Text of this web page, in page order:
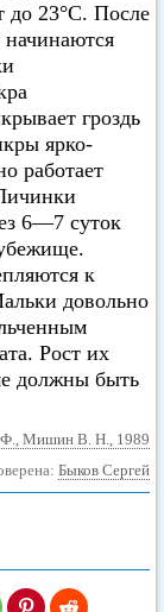
до 23°C. После
гроздь
ярко-
работает
6—7 суток
к
довольно
Рост их
должны быть
Ф., Мишин В. Н., 1989
Быков Сергей